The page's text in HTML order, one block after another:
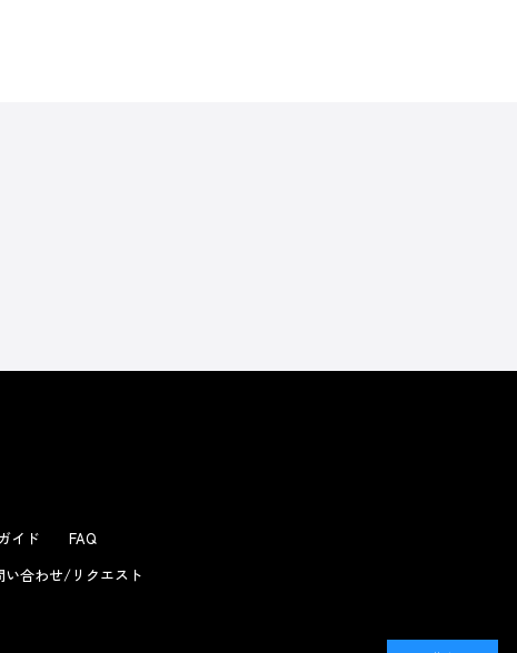
イド
FAQ
い合わせ/リクエスト